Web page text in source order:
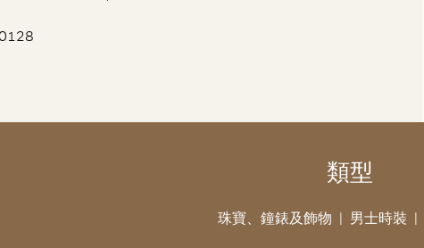
類型
珠寶、鐘錶及飾物 男士時裝